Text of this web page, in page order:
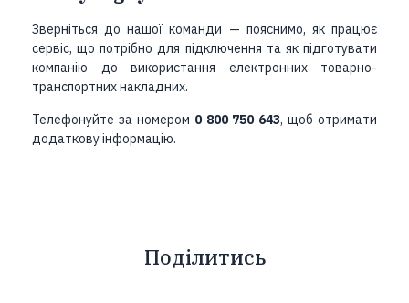
Зверніться до нашої команди — пояснимо, як працює
сервіс, що потрібно для підключення та як підготувати
компанію до використання електронних товарно-
транспортних накладних.
Телефонуйте за номером 0 800 750 643, щоб отримати
додаткову інформацію.
Поділитись